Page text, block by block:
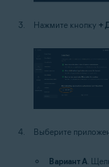
Нажмите кнопку +
Выберите
Вариант A .